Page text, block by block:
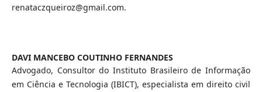
renataczqueiroz@gmail.com.
DAVI MANCEBO COUTINHO FERNANDES
Advogado, Consultor do Instituto Brasileiro de Informação
em Ciência e Tecnologia (IBICT), especialista em direito civil